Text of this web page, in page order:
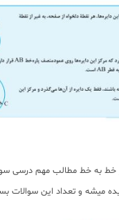
خط به خط مطالب مهم
و تعداد این سوالات